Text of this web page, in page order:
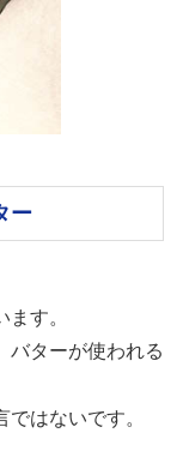
ー
す。
バターが使われる
はないです。